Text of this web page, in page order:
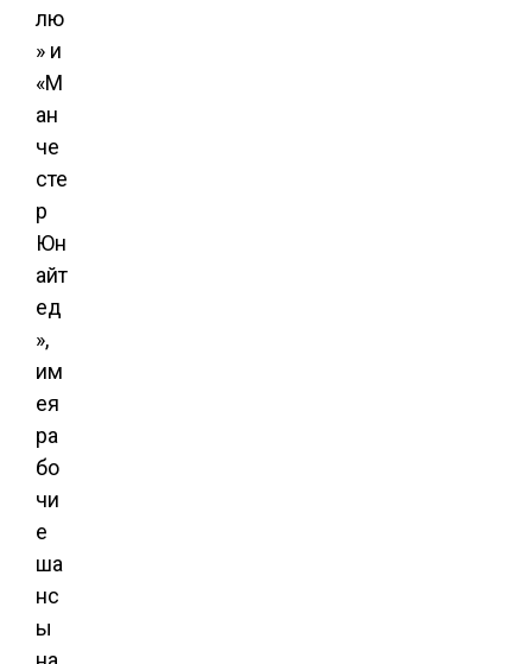
лю
» и
«М
ан
че
сте
р
Юн
айт
ед
»,
им
ея
ра
бо
чи
е
ша
нс
ы